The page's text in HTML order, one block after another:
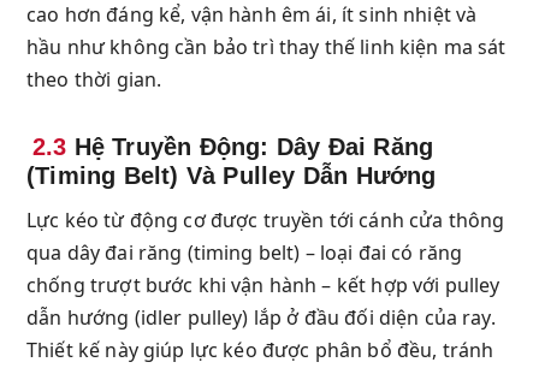
cao hơn đáng kể, vận hành êm ái, ít sinh nhiệt và
hầu như không cần bảo trì thay thế linh kiện ma sát
theo thời gian.
2.3 Hệ Truyền Động: Dây Đai Răng
(Timing Belt) Và Pulley Dẫn Hướng
Lực kéo từ động cơ được truyền tới cánh cửa thông
qua dây đai răng (timing belt) – loại đai có răng
chống trượt bước khi vận hành – kết hợp với pulley
dẫn hướng (idler pulley) lắp ở đầu đối diện của ray.
Thiết kế này giúp lực kéo được phân bổ đều, tránh